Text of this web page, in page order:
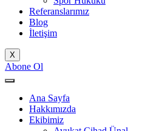
Referanslarımız
Blog
İletişim
X
Abone Ol
Ana Sayfa
Hakkımızda
Ekibimiz